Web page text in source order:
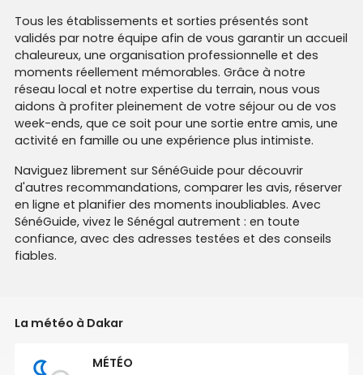
Tous les établissements et sorties présentés sont
validés par notre équipe afin de vous garantir un accueil
chaleureux, une organisation professionnelle et des
moments réellement mémorables. Grâce à notre
réseau local et notre expertise du terrain, nous vous
aidons à profiter pleinement de votre séjour ou de vos
week-ends, que ce soit pour une sortie entre amis, une
activité en famille ou une expérience plus intimiste.
Naviguez librement sur SénéGuide pour découvrir
d'autres recommandations, comparer les avis, réserver
en ligne et planifier des moments inoubliables. Avec
SénéGuide, vivez le Sénégal autrement : en toute
confiance, avec des adresses testées et des conseils
fiables.
La météo à Dakar
MÉTÉO